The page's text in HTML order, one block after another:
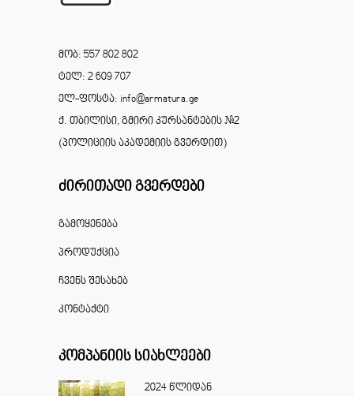
მობ: 557 802 802
ტელ: 2 609 707
ელ-ფოსტა: info@armatura.ge
ქ. თბილისი, გმირი კურსანტების #2
(პოლიციის აკადემიის გვერდით)
ძირითადი გვერდები
გამოყენება
პროდუქცია
ჩვენს შესახებ
კონტაქტი
კომპანიის სიახლეები
2024 წლიდან